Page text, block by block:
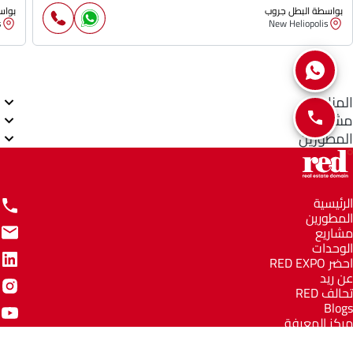
بواسطة البطل جروب
New Heliopolis
المناطق
مشاريع
المطورين
الرئيسية
المطورين
مشاريع
الوحدات
احضر RED EXPO
عن ريد
تحالف RED
Blogs
مركز المعرفة